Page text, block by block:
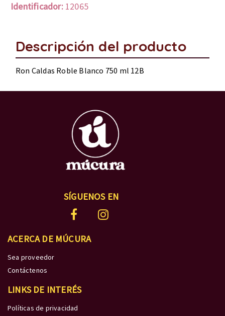
Identificador: 12065
Descripción del producto
Ron Caldas Roble Blanco 750 ml 12B
SÍGUENOS EN
ACERCA DE MÚCURA
Sea proveedor
Contáctenos
LINKS DE INTERÉS
Políticas de privacidad